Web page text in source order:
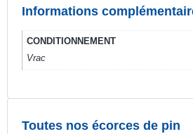
Informations
CONDITIONNEMENT
Vrac
Toutes nos écorces de pin